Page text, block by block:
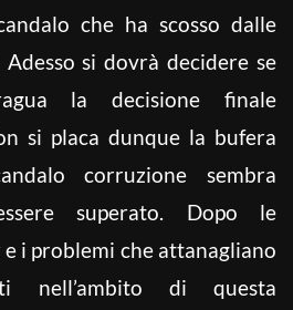
che ha scosso dalle
si dovrà decidere se
la decisione finale
si placa dunque la bufera
corruzione sembra
superato. Dopo le
i problemi che attanagliano
nell’ambito di questa